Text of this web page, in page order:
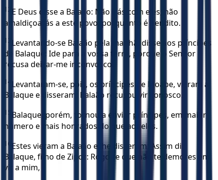
12 E Deus disse a Balaão: Não irás com eles; não
amaldiçoarás a este povo, porquanto é bendito.
13 Levantando-se Balaão pela manhã, disse aos príncipes
de Balaque: Ide para a vossa terra, porque o Senhor
recusa deixar-me ir convosco.
14 Levantaram-se, pois, os príncipes de Moabe, vieram a
Balaque e disseram: Balaão recusou vir conosco.
15 Balaque, porém, tornou a enviar príncipes, em maior
número e mais honrados do que aqueles.
16 Estes vieram a Balaão e lhe disseram: Assim diz
Balaque, filho de Zipor: Rogo-te que não te demores em
vir a mim,